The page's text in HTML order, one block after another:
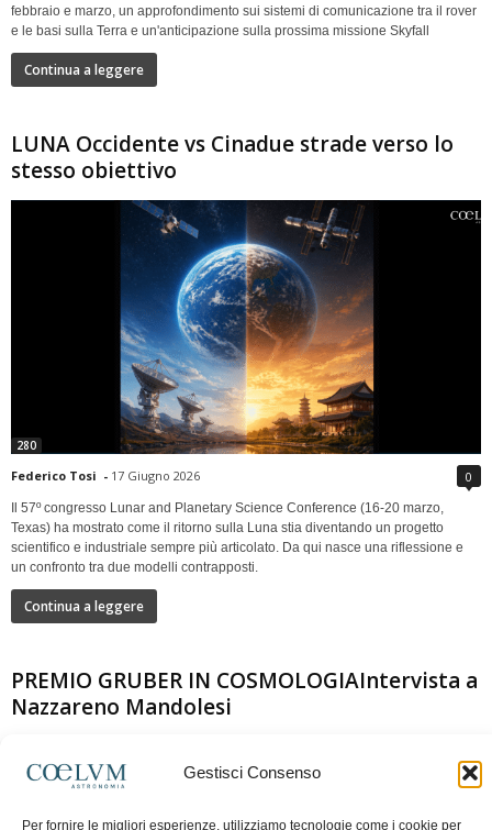
Gestisci Consenso
Per fornire le migliori esperienze, utilizziamo tecnologie come i cookie per
febbraio e marzo, un approfondimento sui sistemi di comunicazione tra il rover
e le basi sulla Terra e un'anticipazione sulla prossima missione Skyfall
Continua a leggere
LUNA Occidente vs Cinadue strade verso lo
stesso obiettivo
280
Federico Tosi - 17 Giugno 2026 0
Il 57º congresso Lunar and Planetary Science Conference (16-20 marzo,
Texas) ha mostrato come il ritorno sulla Luna stia diventando un progetto
scientifico e industriale sempre più articolato. Da qui nasce una riflessione e
un confronto tra due modelli contrapposti.
Continua a leggere
PREMIO GRUBER IN COSMOLOGIAIntervista a
Nazzareno Mandolesi